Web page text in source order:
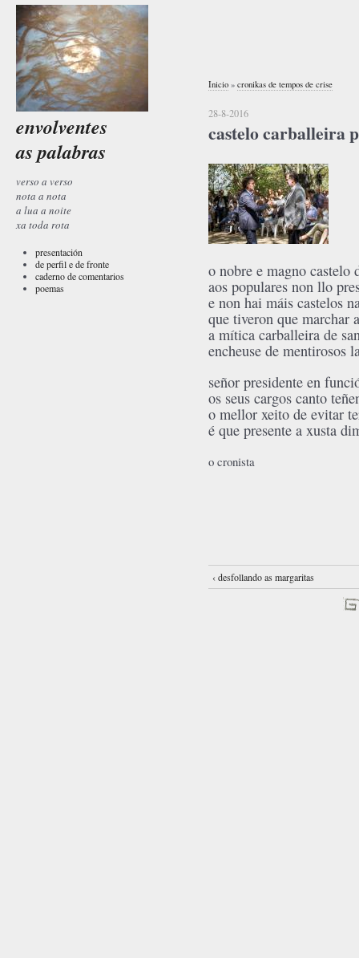
envolventes
as palabras
verso a verso
nota a nota
a lua a noite
xa toda rota
presentación
de perfil e de fronte
caderno de comentarios
poemas
Inicio » cronikas de tempos de crise
28-8-2016
castelo carballeira
o nobre e magno castelo
aos populares non llo
e non hai máis castelos
que tiveron que marchar
a mítica carballeira de
encheuse de mentirosos
señor presidente en
os seus cargos canto
o mellor xeito de evitar
é que presente a xusta
o cronista
‹ desfollando as margaritas